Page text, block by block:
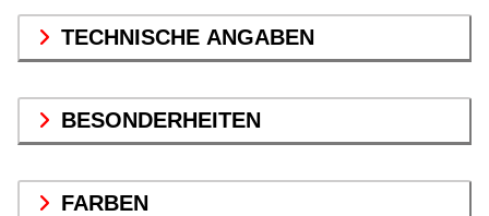
TECHNISCHE ANGABEN
BESONDERHEITEN
FARBEN